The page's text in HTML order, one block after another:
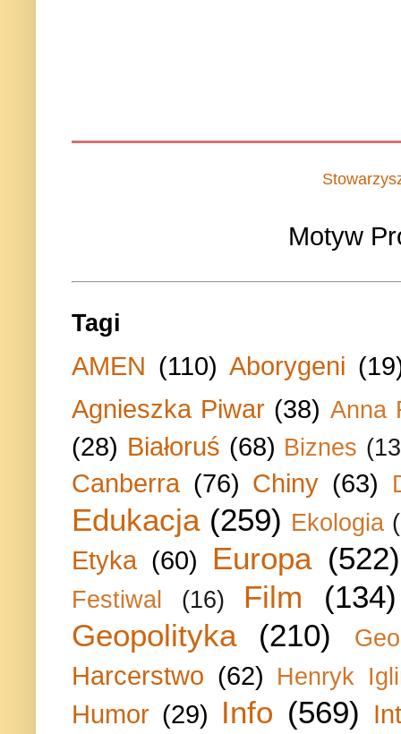
Motyw
Tagi
AMEN (110) Aborygeni
Agnieszka Piwar (38) Anna
(28) Białoruś (68) Biznes
Canberra (76) Chiny (63)
Edukacja (259) Ekologia
Etyka (60) Europa (522)
Festiwal (16) Film
(134)
Geopolityka
(210)
Harcerstwo (62) Henryk
Humor (29) Info (569)